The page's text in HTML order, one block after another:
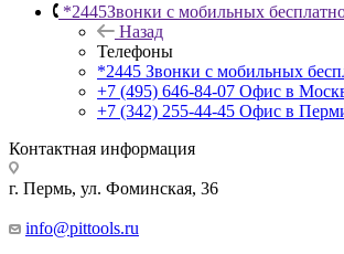
*2445Звонки с мобильных
Назад
Телефоны
*2445 Звонки с мобильных
+7 (495) 646-84-07 Офис в
+7 (342) 255-44-45 Офис в
Контактная информация
г. Пермь, ул. Фоминская, 36
info@pittools.ru